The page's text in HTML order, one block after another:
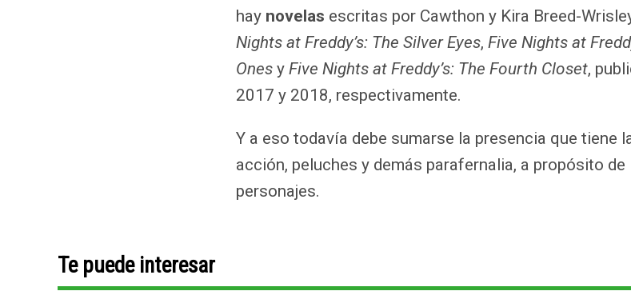
hay novelas escritas por Cawthon y Kira Breed-
Nights at Freddy’s: The Silver Eyes,Five Nights at
OnesyFive Nights at Freddy’s: The Fourth Closet,
2017 y 2018, respectivamente.
Y a eso todavía debe sumarse la presencia que tiene
acción, peluches y demás parafernalia, a propósito
personajes.
Te puede interesar